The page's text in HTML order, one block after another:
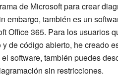
de Microsoft para crear
embargo, también es un
Office 365. Para los usuarios
de código abierto, he creado
software, también puedes
sin restricciones.